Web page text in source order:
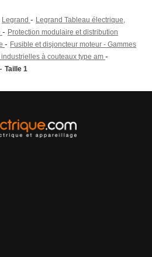
Legrand - Legrand Tableau électrique,
- Protection modulaire et distribution
- Fusible et disjoncteur moteur - Gammes
à couteaux type am -
- Taille 1